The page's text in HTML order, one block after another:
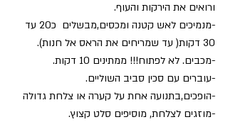
ורואים את הירקות והעוף.
-מנמיכים לאש קטנה ומכסים,מבשלים  כ20 עד
30 דקות( עד שמריחים את הראס אל חנות).
-מכבים. לא לפתוח!!! ממתינים 10 דקות.
-עוברים עם סכין סביב השוליים.
-הופכים,בתנועה אחת על קערה או צלחת גדולה
-מוזגים לצלחת, מוסיפים סלט קצוץ.